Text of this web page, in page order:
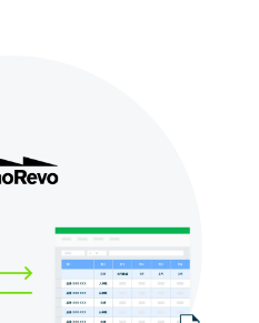
もっと見る
資料ダウンロード